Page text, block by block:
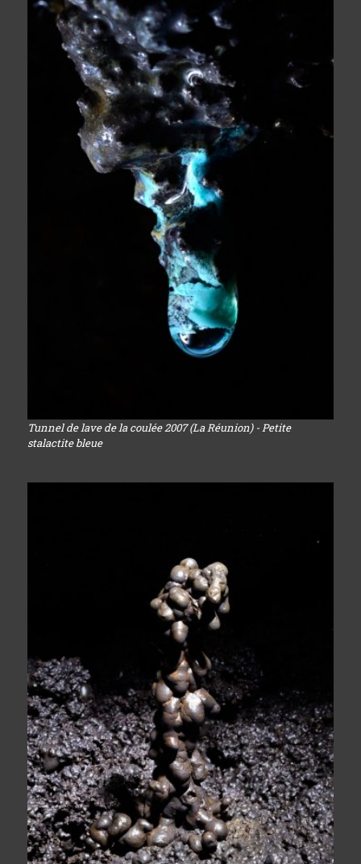
Tunnel de lave de la coulée 2007 (La Réunion) - Petite
stalactite bleue